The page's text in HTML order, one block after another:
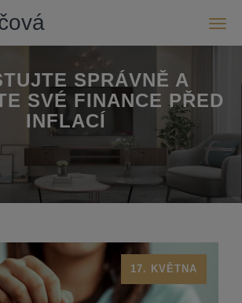
SPRÁVNĚ A
SVÉ FINANCE PŘED
INFLACÍ
17. KVĚTNA